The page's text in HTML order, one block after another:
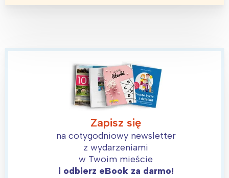
Zapisz się
na cotygodniowy newsletter
z wydarzeniami
w Twoim mieście
i odbierz eBook za darmo!
Interesują mnie wydarzenia z